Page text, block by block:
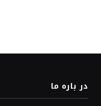
در باره ما